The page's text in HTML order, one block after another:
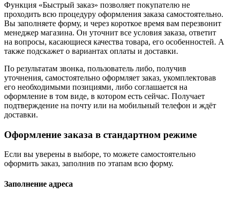
Функция «Быстрый заказ» позволяет покупателю не
проходить всю процедуру оформления заказа самостоятельно.
Вы заполняете форму, и через короткое время вам перезвонит
менеджер магазина. Он уточнит все условия заказа, ответит
на вопросы, касающиеся качества товара, его особенностей. А
также подскажет о вариантах оплаты и доставки.
По результатам звонка, пользователь либо, получив
уточнения, самостоятельно оформляет заказ, укомплектовав
его необходимыми позициями, либо соглашается на
оформление в том виде, в котором есть сейчас. Получает
подтверждение на почту или на мобильный телефон и ждёт
доставки.
Оформление заказа в стандартном режиме
Если вы уверены в выборе, то можете самостоятельно
оформить заказ, заполнив по этапам всю форму.
Заполнение адреса